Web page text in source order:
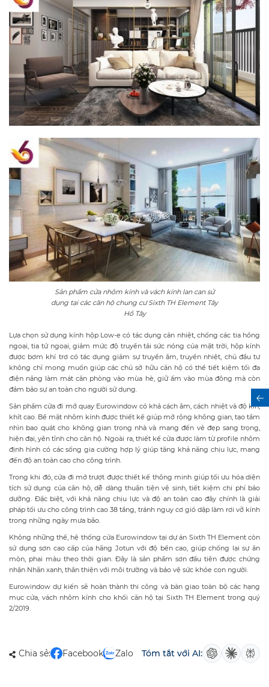
Sản phẩm cửa nhôm kính và vách kính lan can sử
dụng tại các căn hộ chung cư Sixth TH Element Tây
Hồ Tây
Lựa chọn sử dụng kính hộp Low-e có tác dụng cản nhiệt, chống các tia hồng
ngoại, tia tử ngoại, giảm mức độ truyền tải sức nóng của mặt trời, hộp kính
được bơm khí trơ có tác dụng giảm sự truyền âm, truyền nhiệt, chủ đầu tư
không chỉ mong muốn giúp các chủ sở hữu căn hộ có thể tiết kiệm tối đa
điện năng làm mát căn phòng vào mùa hè, giữ ấm vào mùa đông mà còn
đảm bảo sự an toàn cho người sử dụng.
Sản phẩm cửa đi mở quay Eurowindow có khả cách âm, cách nhiệt và độ kín,
khít cao. Bề mặt nhôm kính được thiết kế giúp mở rộng không gian, tạo tầm
nhìn bao quát cho không gian trong nhà và mang đến vẻ đẹp sang trọng,
hiện đại, yên tĩnh cho căn hộ. Ngoài ra, thiết kế cửa được làm từ profile nhôm
định hình có các sống gia cường hợp lý giúp tăng khả năng chịu lực, mang
đến độ an toàn cao cho công trình.
Trong khi đó, cửa đi mở trượt được thiết kế thông minh giúp tối ưu hóa diện
tích sử dụng của căn hộ, dễ dàng thuận tiện vệ sinh, tiết kiệm chi phí bảo
dưỡng. Đặc biệt, với khả năng chịu lực và độ an toàn cao đây chính là giải
pháp tối ưu cho công trình cao 38 tầng, tránh nguy cơ gió dập làm rơi vỡ kính
trong những ngày mưa bão.
Không những thế, hệ thống cửa Eurowindow tại dự án Sixth TH Element còn
sử dụng sơn cao cấp của hãng Jotun với độ bền cao, giúp chống lại sự ăn
mòn, phai màu theo thời gian. Đây là sản phẩm sơn đầu tiên được chứng
nhận Nhãn xanh, thân thiện với môi trường và bảo vệ sức khỏe con người.
Eurowindow dự kiến sẽ hoàn thành thi công và bàn giao toàn bộ các hạng
mục cửa, vách nhôm kính cho khối căn hộ tại Sixth TH Element trong quý
2/2019.
Chia sẻ: Facebook Zalo Tóm tắt với AI: